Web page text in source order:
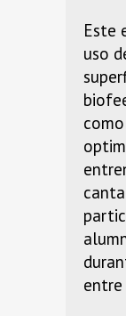
Este
uso
entre